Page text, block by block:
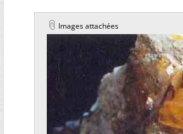
Images attachées